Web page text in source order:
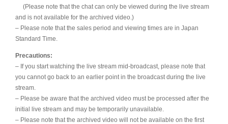
(Please note that the chat can only be viewed during the live stream
and is not available for the archived video.)
– Please note that the sales period and viewing times are in Japan
Standard Time.
Precautions:
– If you start watching the live stream mid-broadcast, please note that
you cannot go back to an earlier point in the broadcast during the live
stream.
– Please be aware that the archived video must be processed after the
initial live stream and may be temporarily unavailable.
– Please note that the archived video will not be available on the first